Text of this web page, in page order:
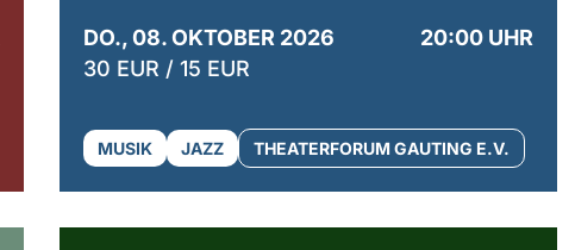
DO., 08. OKTOBER 2026
20:00 UHR
30 EUR / 15 EUR
MUSIK JAZZ THEATERFORUM GAUTING E.V.